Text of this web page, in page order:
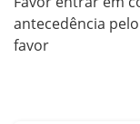
antecedência
favor